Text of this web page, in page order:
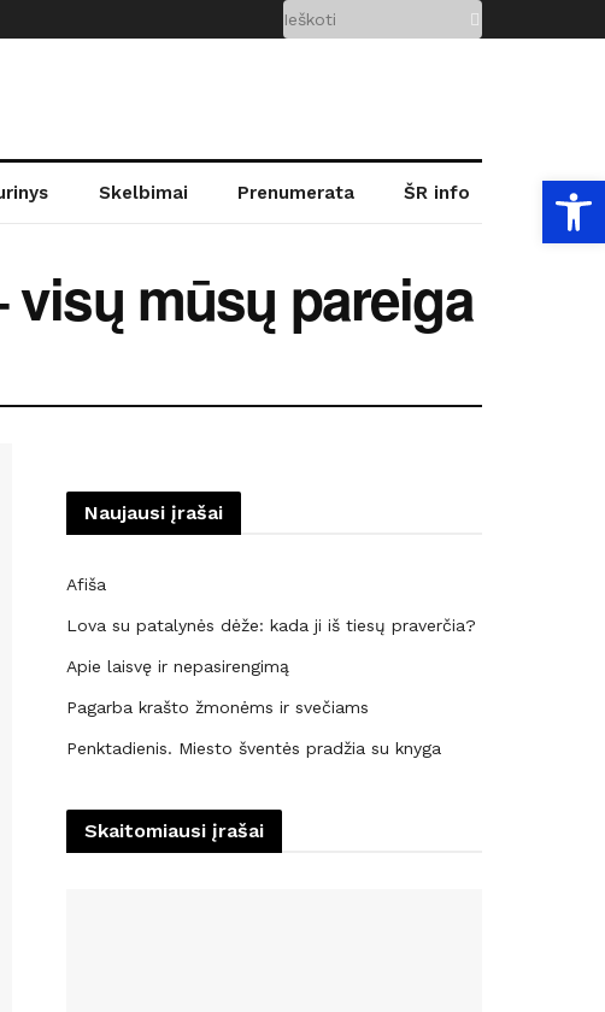
Skelbimai Prenumerata ŠR info
mūsų pareiga
Naujausi įrašai
Afiša
Lova su patalynės dėže: kada ji iš tiesų praverčia?
Apie laisvę ir nepasirengimą
Pagarba krašto žmonėms ir svečiams
Penktadienis. Miesto šventės pradžia su knyga
Skaitomiausi įrašai